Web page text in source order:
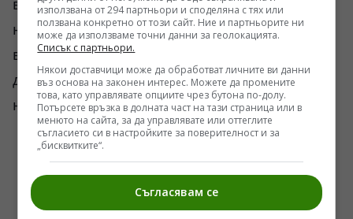
възможности и самоосъществяване,
неуспехът придобива особена тежест. Той
вече не е просто част от живота. Той започва
да изглежда като доказателство за собствена
недостатъчност.
използвана от 294 партньори и споделяна с тях или
ползвана конкретно от този сайт. Ние и партньорите ни
може да използваме точни данни за геолокацията.
Списък с партньори.
Някои доставчици може да обработват личните ви данни
въз основа на законен интерес. Можете да промените
това, като управлявате опциите чрез бутона по-долу.
Потърсете връзка в долната част на тази страница или в
менюто на сайта, за да управлявате или оттеглите
съгласието си в настройките за поверителност и за
„бисквитките“.
Съгласявам се